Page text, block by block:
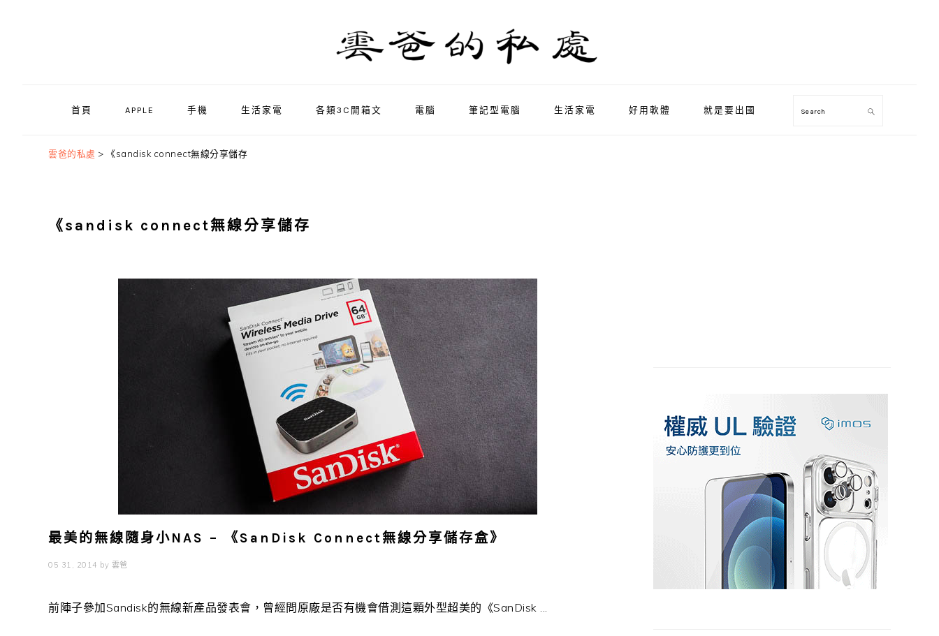
首頁 APPLE 手機 生活家電 各類3C開箱文 電腦 筆記型電腦 生活家電 好用軟體 就是要出國 Search
雲爸的私處 > 《sandisk connect無線分享儲存
《sandisk connect無線分享儲存
最美的無線隨身小NAS – 《SanDisk Connect無線分享儲存盒》
05 31, 2014 by 雲爸
前陣子參加Sandisk的無線新產品發表會，曾經問原廠是否有機會借測這顆外型超美的《SanDisk ...